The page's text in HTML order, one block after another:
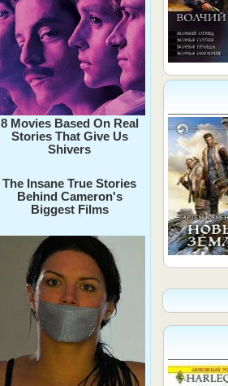
8 Movies Based On Real
Stories That Give Us
Shivers
The Insane True Stories
Behind Cameron's
Biggest Films